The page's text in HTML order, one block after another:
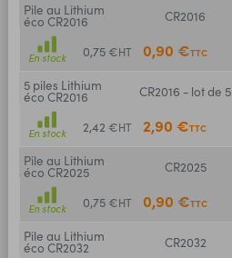
Pile au Lithium
éco CR2016 CR2016
En stock 0,75 €HT 0,90 €TTC
5 piles Lithium
éco CR2016 CR2016 - lot de 5
En stock 2,42 €HT 2,90 €TTC
Pile au Lithium
éco CR2025 CR2025
En stock 0,75 €HT 0,90 €TTC
Pile au Lithium
éco CR2032 CR2032